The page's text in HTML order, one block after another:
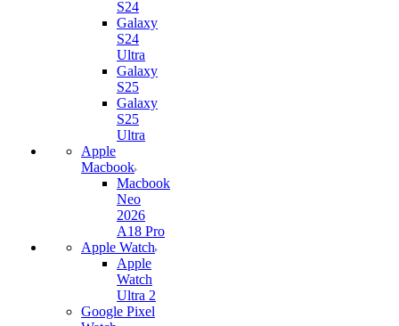
S24
Galaxy
S24
Ultra
Galaxy
S25
Galaxy
S25
Ultra
Apple
Macbook
Macbook
Neo
2026
A18 Pro
Apple Watch
Apple
Watch
Ultra 2
Google Pixel